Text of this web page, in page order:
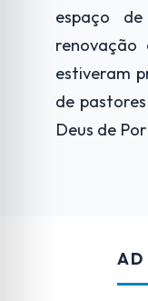
espaço
estiveram
de
Deus de
AD